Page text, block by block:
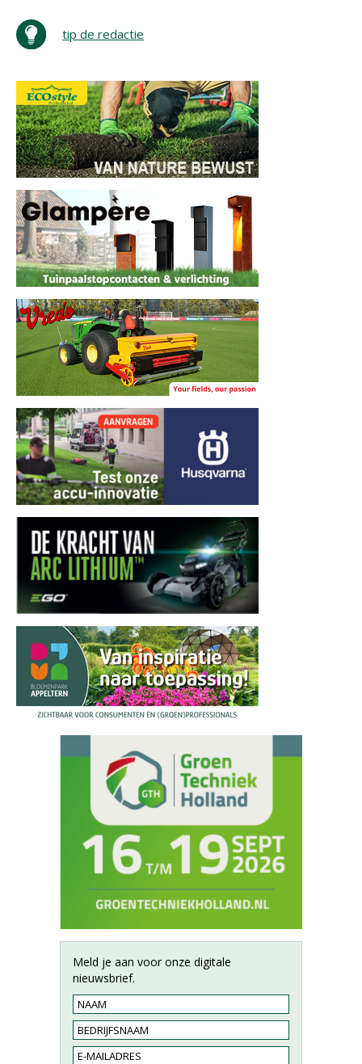
tip de redactie
Meld je aan voor onze digitale
nieuwsbrief.